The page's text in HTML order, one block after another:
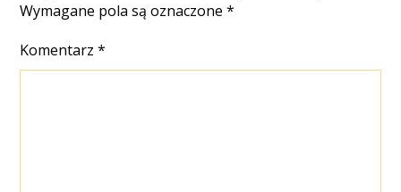
Wymagane pola są oznaczone*
Komentarz*